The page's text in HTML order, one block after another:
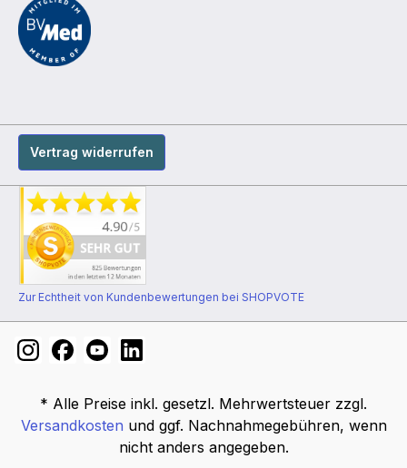
Vertrag widerrufen
Zur Echtheit von Kundenbewertungen bei SHOPVOTE
* Alle Preise inkl. gesetzl. Mehrwertsteuer zzgl.
Versandkosten und ggf. Nachnahmegebühren, wenn
nicht anders angegeben.